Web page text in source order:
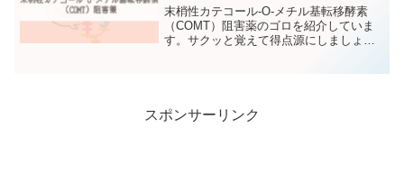
末梢性カテコール-O-メチル基転移酵素
（COMT）阻害薬のゴロを紹介していま
す。サクッと覚えて得点源にしましょ
スポンサーリンク